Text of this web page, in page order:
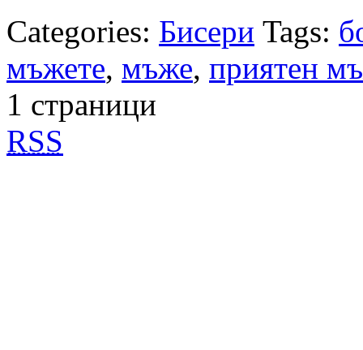
Categories: Бисери Tags:
мъжете, мъже, приятен
1 страници
RSS